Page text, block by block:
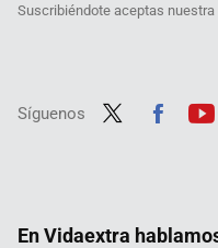
Suscribiéndote aceptas nuestra
Síguenos
En Vidaextra